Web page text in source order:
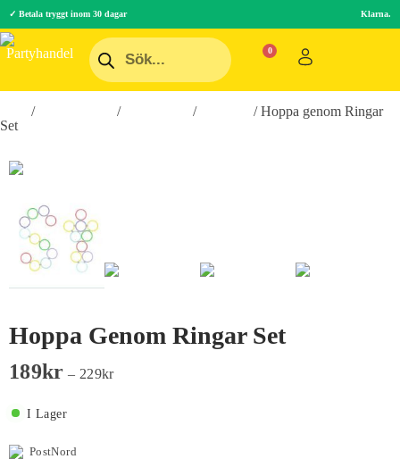
✓ Betala tryggt inom 30 dagar Klarna.
/ / /
/ Hoppa genom Ringar
Set
Hoppa Genom Ringar Set
189Kr – 229Kr
I Lager
PostNord